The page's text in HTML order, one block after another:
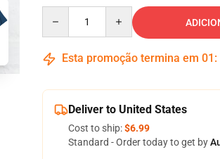
Esta promoção termina em 01 :
Deliver to United States
Cost to ship:$6.99
Standard - Order today to get by